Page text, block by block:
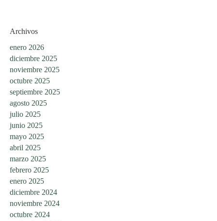
Archivos
enero 2026
diciembre 2025
noviembre 2025
octubre 2025
septiembre 2025
agosto 2025
julio 2025
junio 2025
mayo 2025
abril 2025
marzo 2025
febrero 2025
enero 2025
diciembre 2024
noviembre 2024
octubre 2024